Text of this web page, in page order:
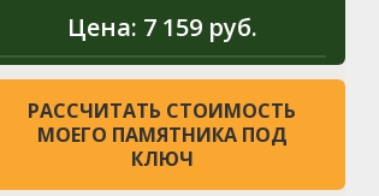
Цена: 7 159 руб.
РАССЧИТАТЬ СТОИМОСТЬ
МОЕГО ПАМЯТНИКА ПОД
КЛЮЧ